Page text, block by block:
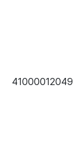
41000012049